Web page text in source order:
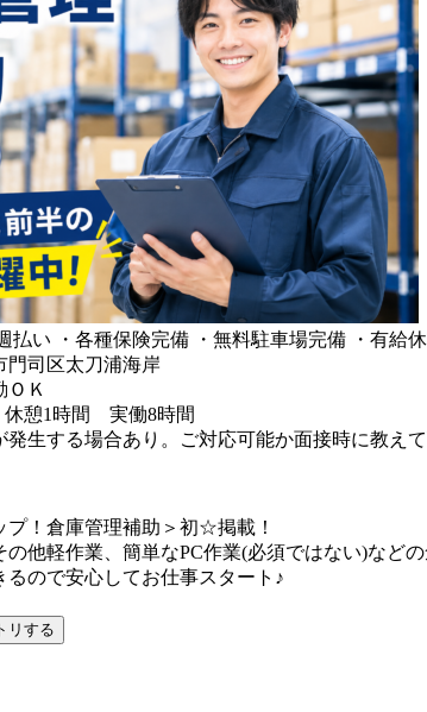
払い ・各種保険完備 ・無料駐車場完備 ・有給
門司区太刀浦海岸
ＯＫ
憩1時間 実働8時間
発生する場合あり。ご対応可能か面接時に教えて
プ！倉庫管理補助＞初☆掲載！
の他軽作業、簡単なPC作業(必須ではない)など
るので安心してお仕事スタート♪